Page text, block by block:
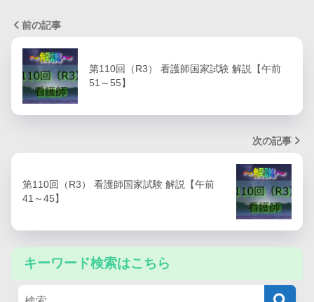
前の記事
第110回（R3） 看護師国家試験 解説【午前
51～55】
次の記事
第110回（R3） 看護師国家試験 解説【午前
41～45】
キーワード検索はこちら